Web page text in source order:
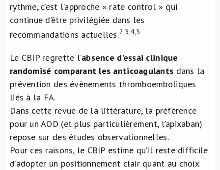
rythme, c’est l’approche « rate control » qui
continue d’être privilégiée dans les
recommandations actuelles.2,3,4,5
Le CBIP regrette l’absence d’essai clinique
randomisé comparant les anticoagulants dans la
prévention des évènements thromboemboliques
liés à la FA.
Dans cette revue de la littérature, la préférence
pour un AOD (et plus particulièrement, l’apixaban)
repose sur des études observationnelles.
Pour ces raisons, le CBIP estime qu’il reste difficile
d’adopter un positionnement clair quant au choix